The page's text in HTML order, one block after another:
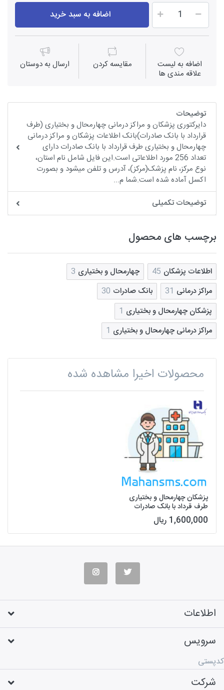
اضافه به سبد خرید
اضافه به لیست
علاقه مندی ها
مقايسه كردن ارسال به دوستان
توضیحات
دایرکتوری پزشکان و مراکز درمانی چهارمحال و بختیاری (طرف
قرارداد با بانک صادرات)بانک اطلاعات پزشکان و مراکز درمانی
چهارمحال و بختیاری طرف قرارداد با بانک صادرات دارای
تعداد 256 مورد اطلاعاتی است.این فایل شامل نام استان،
نوع مرکز، نام پزشک(مرکز)، آدرس و تلفن میشود و بصورت
اکسل آماده شده است.شما م...
توضیحات تکمیلی
برچسب های محصول
اطلاعات پزشکان 45 چهارمحال و بختیاری 3
مراکز درمانی 31 بانک صادرات 30
پزشکان چهارمحال و بختیاری 1
مراکز درمانی چهارمحال و بختیاری 1
محصولات اخیرا مشاهده شده
پزشکان چهارمحال و بختیاری
طرف قرداد با بانک صادرات
1,600,000 ریال
اطلاعات
سرویس
کدپستی
شرکت